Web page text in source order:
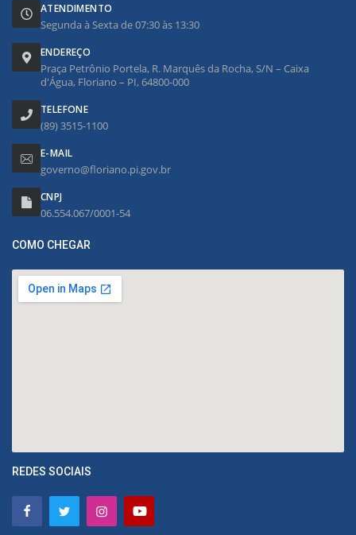
ATENDIMENTO
Segunda à Sexta de 07:30 às 13:30
ENDEREÇO
Praça Petrônio Portela, R. Marquês da Rocha, S/N – Caixa
d'Água, Floriano – PI, 64800-000
TELEFONE
(89) 3515-1100
E-MAIL
governo@floriano.pi.gov.br
CNPJ
06.554.067/0001-54
COMO CHEGAR
REDES SOCIAIS